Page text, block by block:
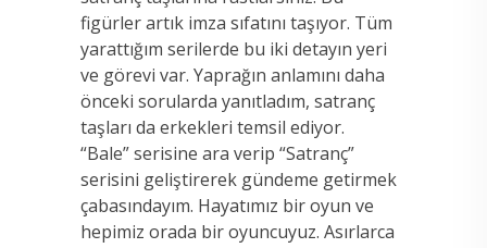
figürler artık imza sıfatını taşıyor. Tüm
yarattığım serilerde bu iki detayın yeri
ve görevi var. Yaprağın anlamını daha
önceki sorularda yanıtladım, satranç
taşları da erkekleri temsil ediyor.
“Bale” serisine ara verip “Satranç”
serisini geliştirerek gündeme getirmek
çabasındayım. Hayatımız bir oyun ve
hepimiz orada bir oyuncuyuz. Asırlarca